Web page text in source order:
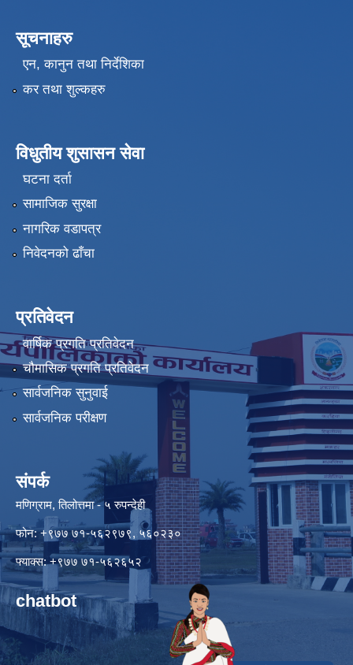
सूचनाहरु
एन, कानुन तथा निर्देशिका
कर तथा शुल्कहरु
विधुतीय शुसासन सेवा
घटना दर्ता
सामाजिक सुरक्षा
नागरिक वडापत्र
निवेदनको ढाँचा
प्रतिवेदन
वार्षिक प्रगति प्रतिवेदन
चौमासिक प्रगति प्रतिवेदन
सार्वजनिक सुनुवाई
सार्वजनिक परीक्षण
संपर्क
मणिग्राम, तिलोत्तमा - ५ रुपन्देही
फोन: +९७७ ७१-५६२९७९, ५६०२३०
फ्याक्स: +९७७ ७१-५६२६५२
chatbot